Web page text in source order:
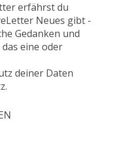
erfährst du
Neues gibt -
Gedanken und
eine oder
deiner Daten
.